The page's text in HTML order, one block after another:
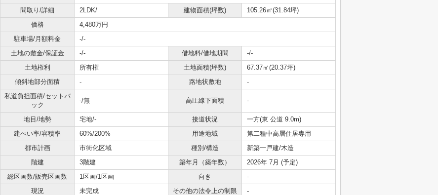
間取り/詳細
2LDK/ 建物面積(坪数)
105.26㎡(31.84坪)
価格
4,480万円
駐車場/月額料金
-/-
土地の敷金/保証金
-/- 借地料/借地期間
-/-
土地権利
所有権 土地面積(坪数)
67.37㎡(20.37坪)
傾斜地部分面積
- 路地状敷地
-
私道負担面積/セットバ
ック
-/無 高圧線下面積 -
地目/地勢 宅地/- 接道状況
一方(東 公道 9.0m)
建ぺい率/容積率
60%/200% 用途地域
第二種中高層住居専用
都市計画
市街化区域 種別/構造
新築一戸建/木造
階建
3階建 築年月（築年数）
2026年 7月 (予定)
総区画数/販売区画数
1区画/1区画 向き
-
現況
未完成 その他の法令上の制限
-